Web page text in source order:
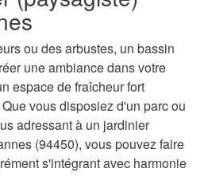
ou des arbustes, un bassin
une ambiance dans votre
espace de fraîcheur fort
vous disposiez d'un parc ou
adressant à un jardinier
(94450), vous pouvez faire
s'intégrant avec harmonie